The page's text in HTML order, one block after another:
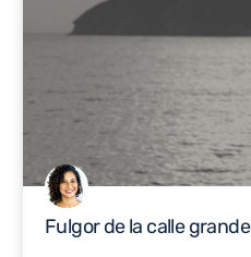
Fulgor de la calle grande